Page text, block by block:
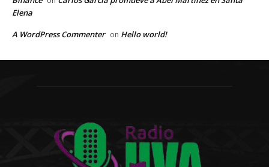
Elena
A WordPress Commenter on Hello world!